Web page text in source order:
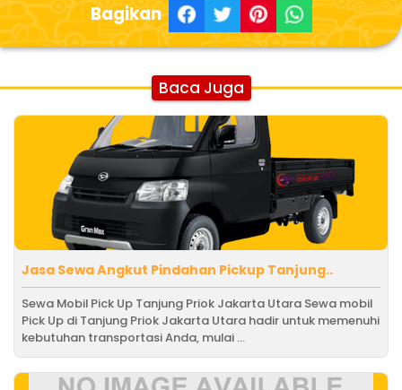
Bagikan
Baca Juga
Jasa Sewa Angkut Pindahan Pickup Tanjung..
Sewa Mobil Pick Up Tanjung Priok Jakarta Utara Sewa mobil
Pick Up di Tanjung Priok Jakarta Utara hadir untuk memenuhi
kebutuhan transportasi Anda, mulai ...